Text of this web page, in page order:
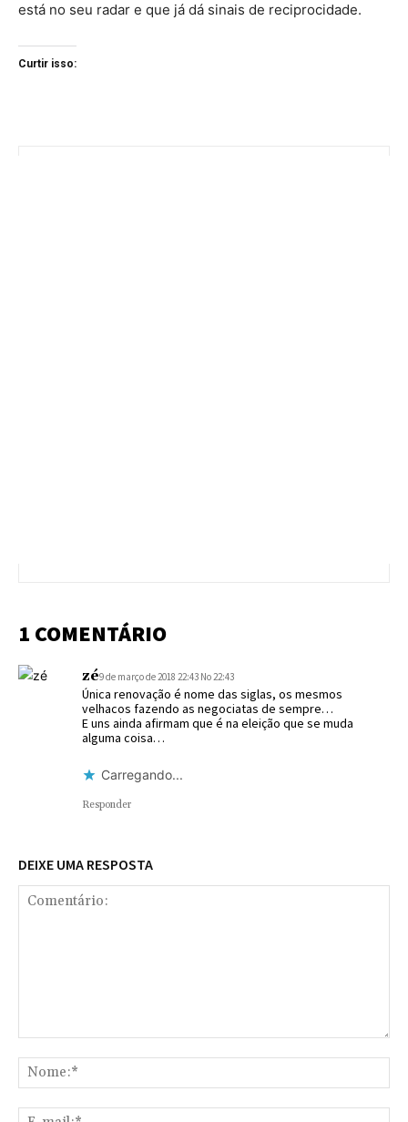
está no seu radar e que já dá sinais de reciprocidade.
Curtir isso:
1 COMENTÁRIO
zé9 de março de 2018 22:43 No 22:43
Única renovação é nome das siglas, os mesmos
velhacos fazendo as negociatas de sempre…
E uns ainda afirmam que é na eleição que se muda
alguma coisa…
Carregando...
Responder
DEIXE UMA RESPOSTA